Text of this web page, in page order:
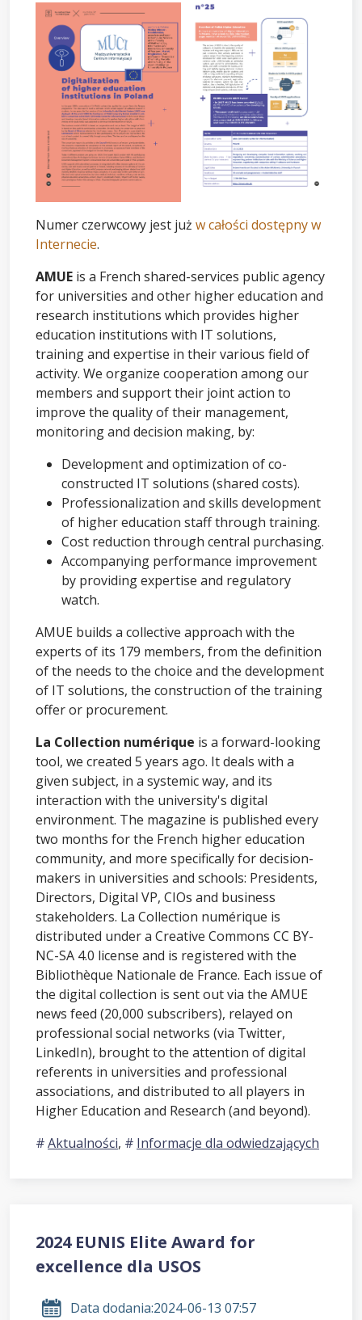
Numer czerwcowy jest już w całości dostępny w
Internecie.
AMUE is a French shared-services public agency
for universities and other higher education and
research institutions which provides higher
education institutions with IT solutions,
training and expertise in their various field of
activity. We organize cooperation among our
members and support their joint action to
improve the quality of their management,
monitoring and decision making, by:
Development and optimization of co-
constructed IT solutions (shared costs).
Professionalization and skills development
of higher education staff through training.
Cost reduction through central purchasing.
Accompanying performance improvement
by providing expertise and regulatory
watch.
AMUE builds a collective approach with the
experts of its 179 members, from the definition
of the needs to the choice and the development
of IT solutions, the construction of the training
offer or procurement.
La Collection numérique is a forward-looking
tool, we created 5 years ago. It deals with a
given subject, in a systemic way, and its
interaction with the university's digital
environment. The magazine is published every
two months for the French higher education
community, and more specifically for decision-
makers in universities and schools: Presidents,
Directors, Digital VP, CIOs and business
stakeholders. La Collection numérique is
distributed under a Creative Commons CC BY-
NC-SA 4.0 license and is registered with the
Bibliothèque Nationale de France. Each issue of
the digital collection is sent out via the AMUE
news feed (20,000 subscribers), relayed on
professional social networks (via Twitter,
LinkedIn), brought to the attention of digital
referents in universities and professional
associations, and distributed to all players in
Higher Education and Research (and beyond).
Aktualności, Informacje dla odwiedzających
2024 EUNIS Elite Award for
excellence dla USOS
Data dodania:2024-06-13 07:57